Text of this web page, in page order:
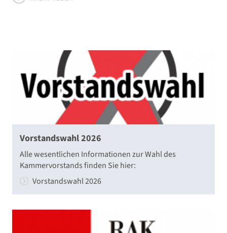
Vorstandswahl 2026
Alle wesentlichen Informationen zur Wahl des
Kammervorstands finden Sie hier:
Vorstandswahl 2026